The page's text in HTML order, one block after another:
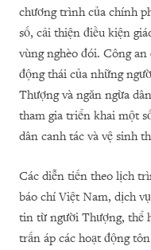
chương trình của chính
số, cải thiện điều kiện
vùng nghèo đói. Công
động thái của những
Thượng và ngăn ngừa
tham gia triển khai một
dân canh tác và vệ sinh
Các diễn tiến theo lịch
báo chí Việt Nam, dịch
tin từ người Thượng, thể
trấn áp các hoạt động